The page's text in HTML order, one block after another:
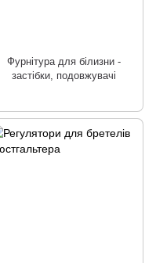
Фурнітура для білизни -
застібки, подовжувачі